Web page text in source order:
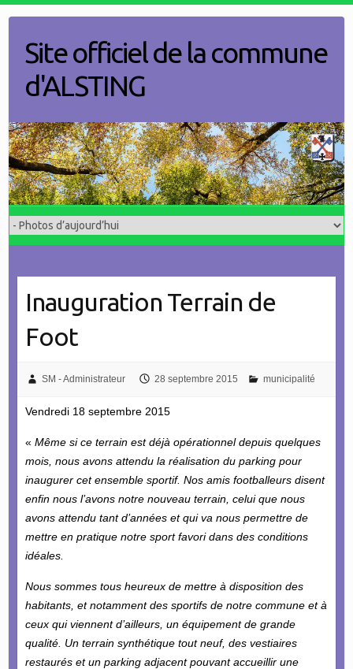
contentSite officiel de la commune
d'ALSTING
Inauguration Terrain de
Foot
SM - Administrateur 28 septembre 2015 municipalité
Vendredi 18 septembre 2015
« Même si ce terrain est déjà opérationnel depuis quelques
mois, nous avons attendu la réalisation du parking pour
inaugurer cet ensemble sportif. Nos amis footballeurs disent
enfin nous l’avons notre nouveau terrain, celui que nous
avons attendu tant d’années et qui va nous permettre de
mettre en pratique notre sport favori dans des conditions
idéales.
Nous sommes tous heureux de mettre à disposition des
habitants, et notamment des sportifs de notre commune et à
ceux qui viennent d’ailleurs, un équipement de grande
qualité. Un terrain synthétique tout neuf, des vestiaires
restaurés et un parking adjacent pouvant accueillir une